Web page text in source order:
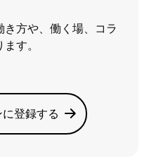
方や、働く場、コラ
す。
登録する